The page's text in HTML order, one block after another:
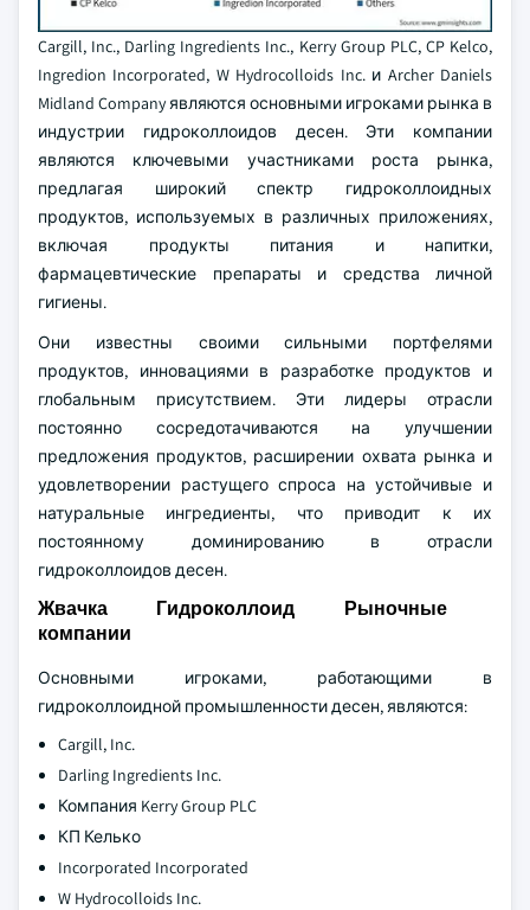
Cargill, Inc., Darling Ingredients Inc., Kerry Group PLC, CP Kelco,
Ingredion Incorporated, W Hydrocolloids Inc. и Archer Daniels
Midland Company являются основными игроками рынка в
индустрии гидроколлоидов десен. Эти компании
являются ключевыми участниками роста рынка,
предлагая широкий спектр гидроколлоидных
продуктов, используемых в различных приложениях,
включая продукты питания и напитки,
фармацевтические препараты и средства личной
гигиены.
Они известны своими сильными портфелями
продуктов, инновациями в разработке продуктов и
глобальным присутствием. Эти лидеры отрасли
постоянно сосредотачиваются на улучшении
предложения продуктов, расширении охвата рынка и
удовлетворении растущего спроса на устойчивые и
натуральные ингредиенты, что приводит к их
постоянному доминированию в отрасли
гидроколлоидов десен.
Жвачка Гидроколлоид Рыночные
компании
Основными игроками, работающими в
гидроколлоидной промышленности десен, являются:
Cargill, Inc.
Darling Ingredients Inc.
Компания Kerry Group PLC
КП Келько
Incorporated Incorporated
W Hydrocolloids Inc.